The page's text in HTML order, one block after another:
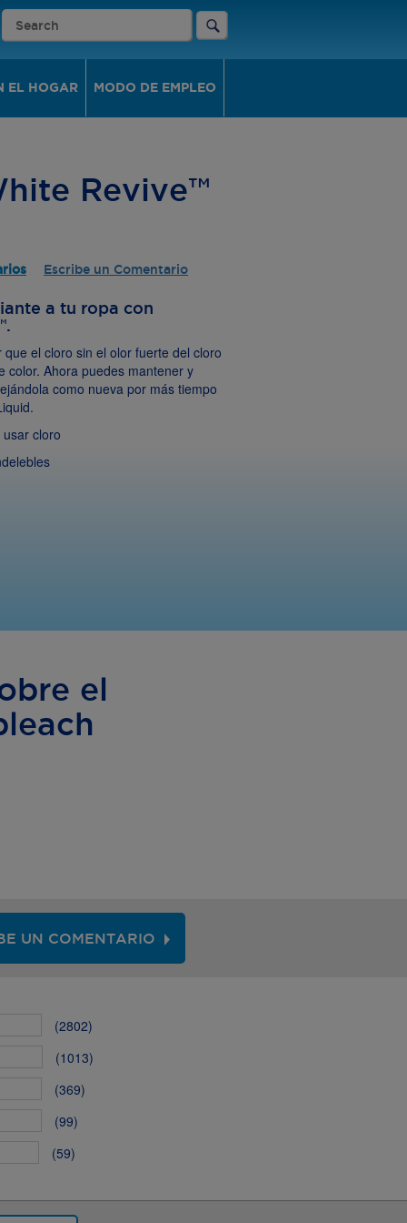
EL HOGAR MODO DE EMPLEO
Revive™
Escribe un Comentario
a tu ropa con
el cloro sin el olor fuerte del cloro
color. Ahora puedes mantener y
como nueva por más tiempo
cloro
el
UN COMENTARIO
(2802)
(1013)
(369)
(99)
(59)